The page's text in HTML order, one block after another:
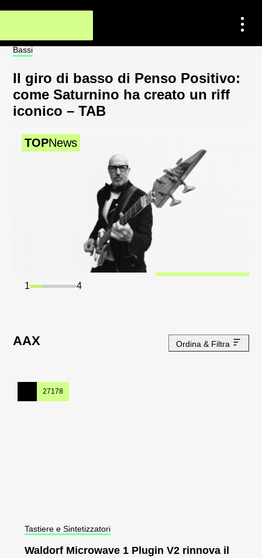
Bassi
Il giro di basso di Penso Positivo:
come Saturnino ha creato un riff
iconico – TAB
TOPNews
1 4
AAX Ordina & Filtra
27178
Tastiere e Sintetizzatori
Waldorf Microwave 1 Plugin V2 rinnova il